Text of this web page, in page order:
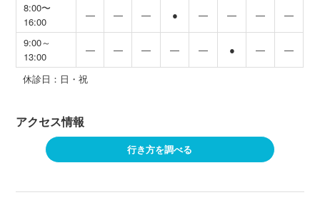
8:00〜
16:00
― ― ― ● ― ― ― ―
9:00～
13:00
― ― ― ― ― ● ― ―
休診日：日・祝
アクセス情報
行き方を調べる